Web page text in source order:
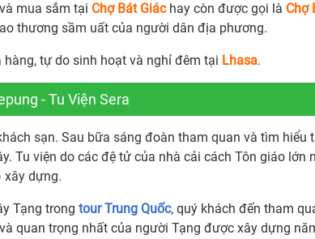
mua sắm tại Chợ Bát Giáchay còn được gọi là Chợ
thương sầm uất của người dân địa phương.
tự do sinh hoạt và nghỉ đêm tại Lhasa.
- Tu Viện Sera
sạn. Sau bữa sáng đoàn tham quan và tìm hiểu
Tu viện do các đệ tử của nhà cải cách Tôn giáo lớn
xây dựng.
Tạng trong tour Trung Quốc, quý khách đến tham
quan trọng nhất của người Tạng được xây dựng